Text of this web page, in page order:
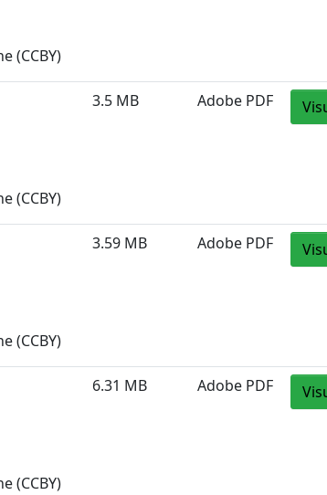
(CCBY)
(CCBY)
3.5 MB Adobe PDF
(CCBY)
3.59 MB Adobe PDF
(CCBY)
6.31 MB Adobe PDF